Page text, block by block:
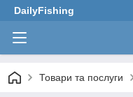
DailyFishing
Товари та послуги